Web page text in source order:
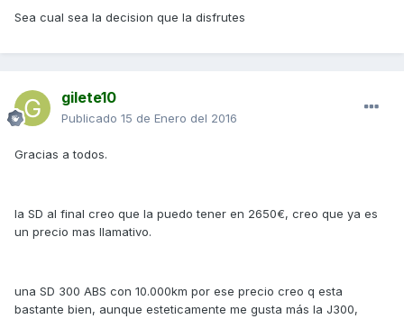
Sea cual sea la decision que la disfrutes
gilete10
Publicado 15 de Enero del 2016
Gracias a todos.
la SD al final creo que la puedo tener en 2650€, creo que ya es
un precio mas llamativo.
una SD 300 ABS con 10.000km por ese precio creo q esta
bastante bien, aunque esteticamente me gusta más la J300,